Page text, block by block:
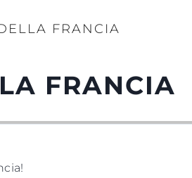
FRANCIA
FRANCIA